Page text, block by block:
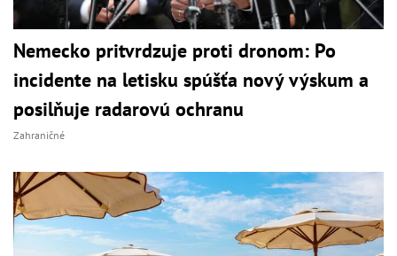
Nemecko pritvrdzuje proti dronom: Po
incidente na letisku spúšťa nový výskum a
posilňuje radarovú ochranu
Zahraničné